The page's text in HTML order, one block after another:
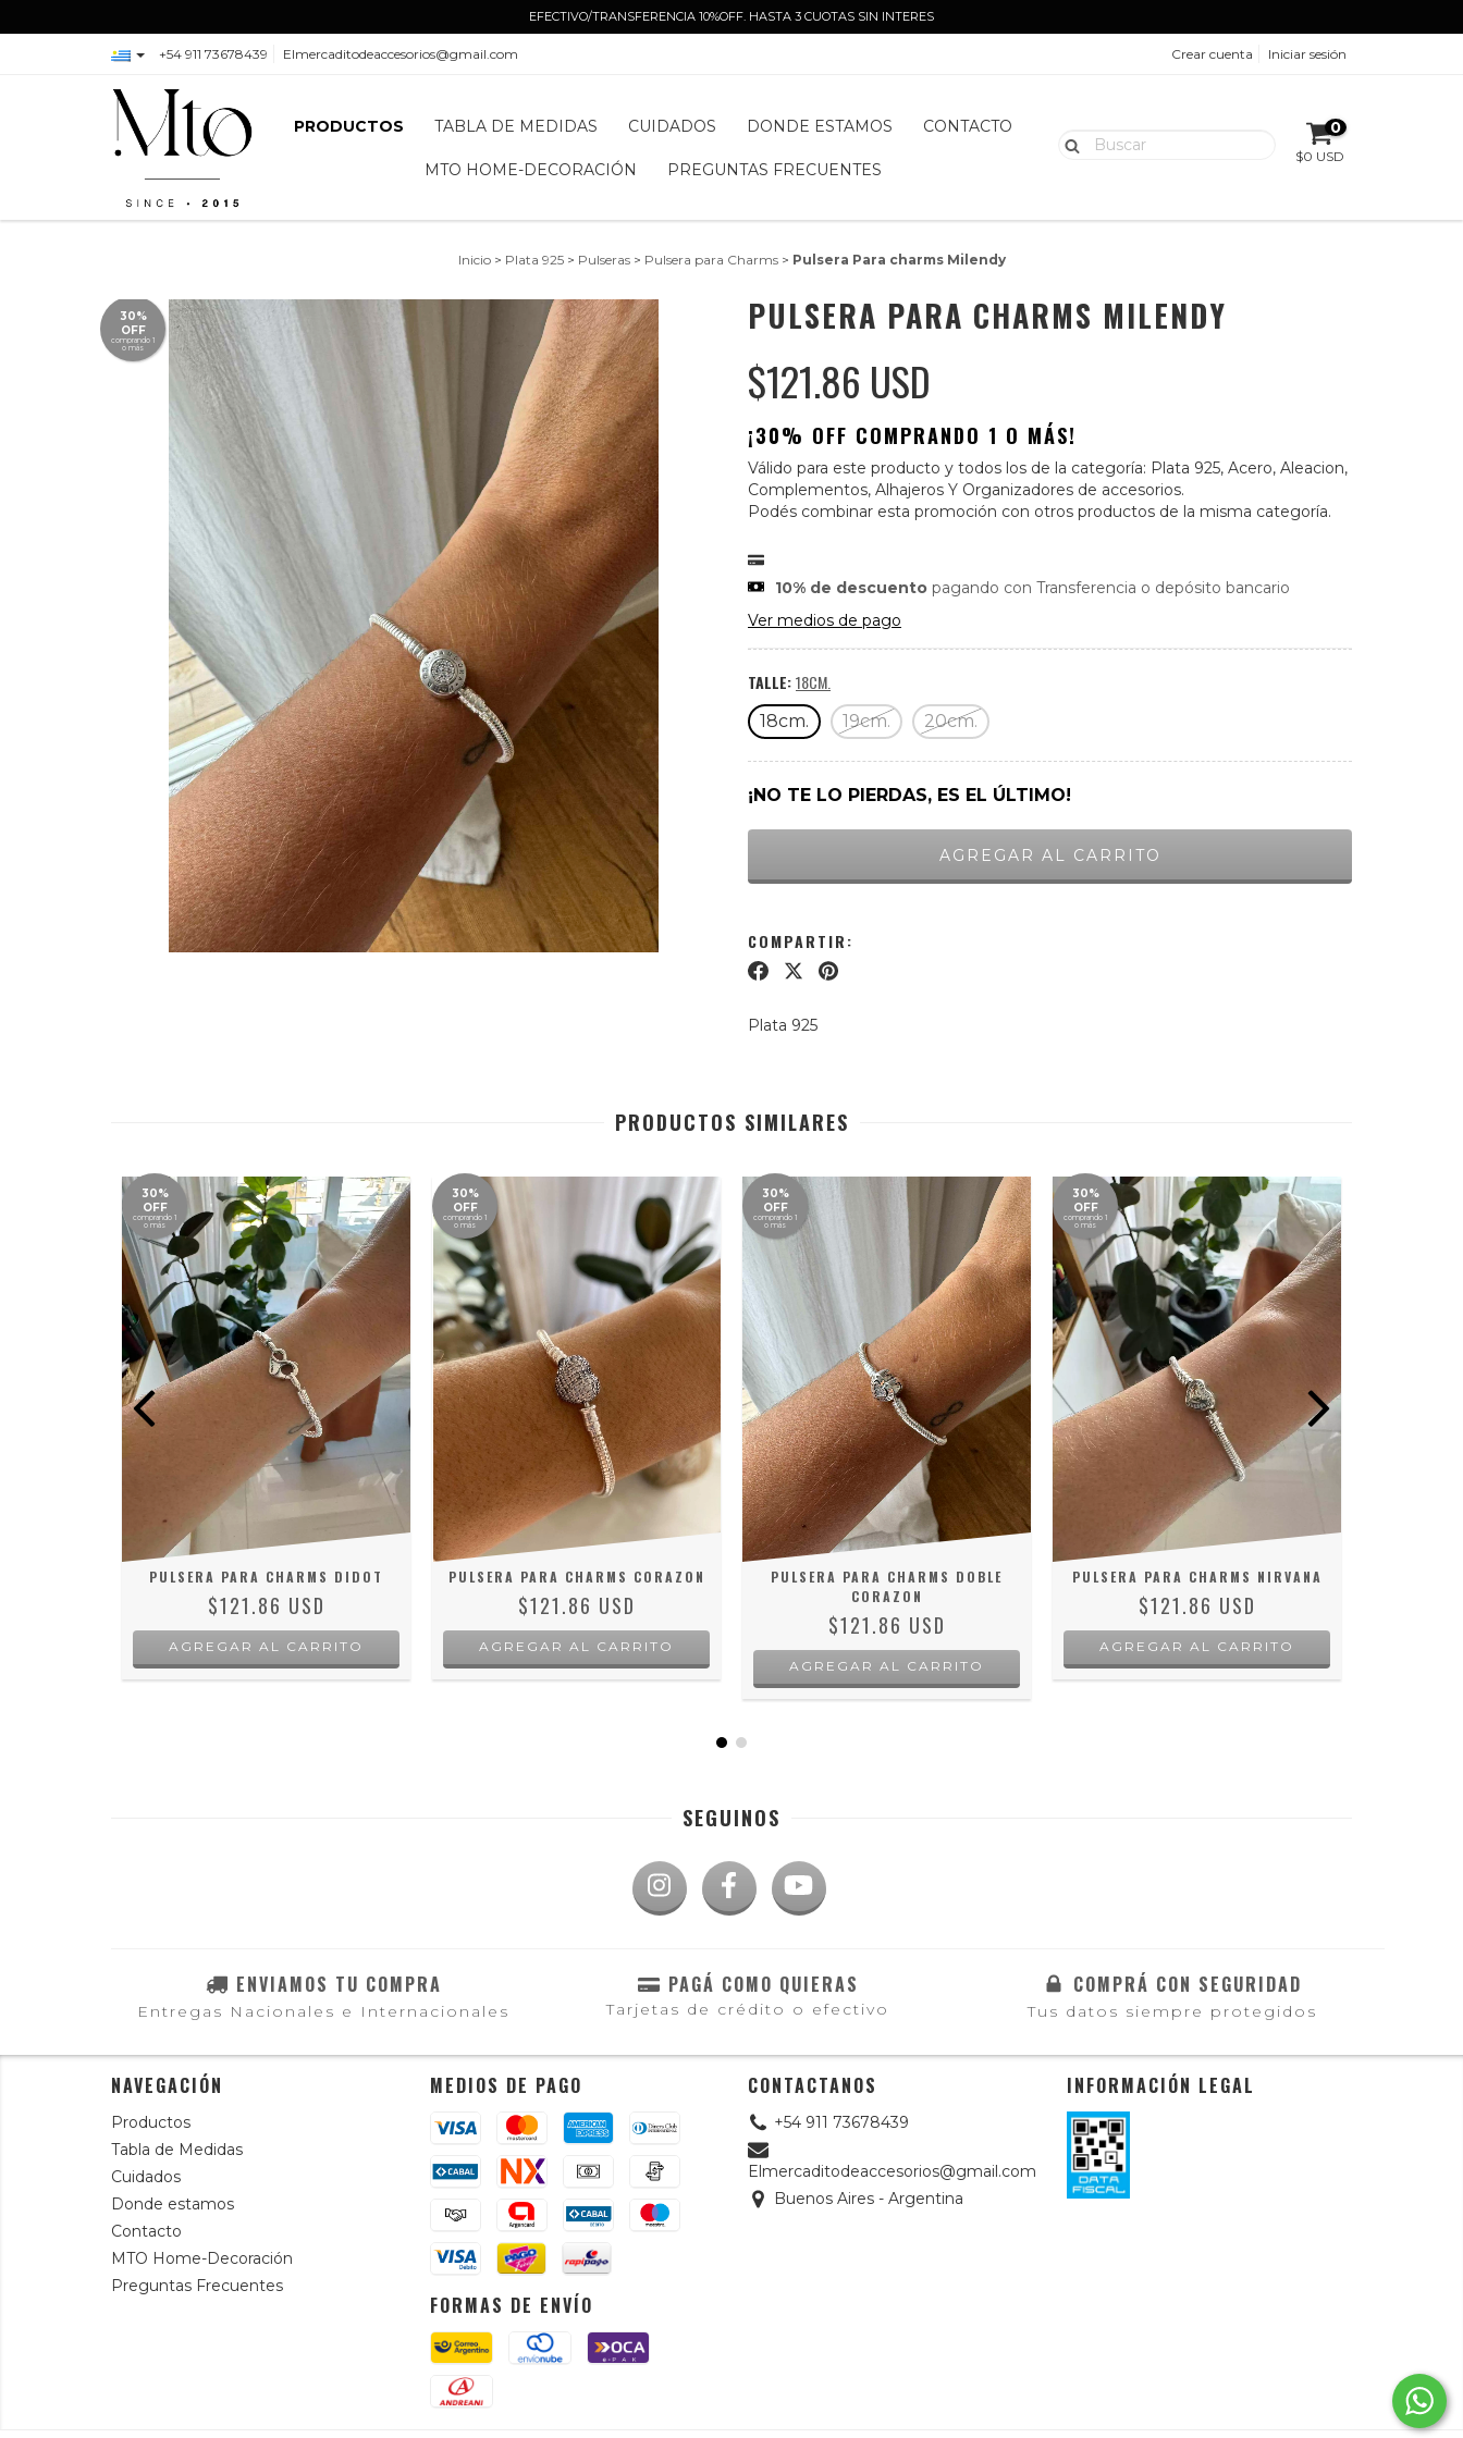
EFECTIVO/TRANSFERENCIA 10%OFF. HASTA 3 CUOTAS SIN INTERES
+54 911 73678439 Elmercaditodeaccesorios@gmail.com Crear cuenta Iniciar sesión
PRODUCTOS TABLA DE MEDIDAS CUIDADOS DONDE ESTAMOS CONTACTO
MTO HOME-DECORACIÓN PREGUNTAS FRECUENTES
0
$0 USD
Inicio > Plata 925 > Pulseras > Pulsera para Charms > Pulsera Para charms Milendy
30%
OFF
comprando 1
o más
PULSERA PARA CHARMS MILENDY
$121.86 USD
¡30% OFF COMPRANDO 1 O MÁS!
Válido para este producto y todos los de la categoría: Plata 925, Acero, Aleacion,
Complementos, Alhajeros Y Organizadores de accesorios.
Podés combinar esta promoción con otros productos de la misma categoría.
10% de descuento pagando con Transferencia o depósito bancario
Ver medios de pago
TALLE:18CM.
18cm. 19cm. 20cm.
¡NO TE LO PIERDAS, ES EL ÚLTIMO!
COMPARTIR:
Plata 925
PRODUCTOS SIMILARES
30%
OFF
comprando 1
o más
PULSERA PARA CHARMS DIDOT
$121.86 USD
AGREGAR AL CARRITO
30%
OFF
comprando 1
o más
PULSERA PARA CHARMS CORAZON
$121.86 USD
AGREGAR AL CARRITO
30%
OFF
comprando 1
o más
PULSERA PARA CHARMS DOBLE
CORAZON
$121.86 USD
AGREGAR AL CARRITO
30%
OFF
comprando 1
o más
PULSERA PARA CHARMS NIRVANA
$121.86 USD
AGREGAR AL CARRITO
SEGUINOS
ENVIAMOS TU COMPRA
Entregas Nacionales e Internacionales
PAGÁ COMO QUIERAS
Tarjetas de crédito o efectivo
COMPRÁ CON SEGURIDAD
Tus datos siempre protegidos
NAVEGACIÓN
Productos
Tabla de Medidas
Cuidados
Donde estamos
Contacto
MTO Home-Decoración
Preguntas Frecuentes
MEDIOS DE PAGO
FORMAS DE ENVÍO
CONTACTANOS
+54 911 73678439
Elmercaditodeaccesorios@gmail.com
Buenos Aires - Argentina
INFORMACIÓN LEGAL